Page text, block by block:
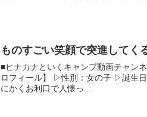
ものすごい笑顔で突進してく
■ヒナカナといくキャンプ動画チャ
ロフィール】 ▷性別：女の子 ▷誕生
にかくお利口で人懐っ...